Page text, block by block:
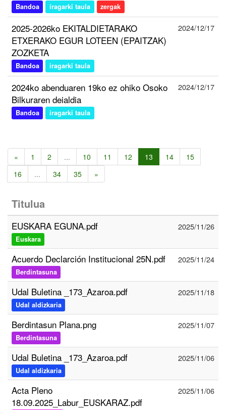
Bandoa iragarki taula zergak
2025-2026ko EKITALDIETARAKO
ETXERAKO EGUR LOTEEN (EPAITZAK)
ZOZKETA
Bandoa iragarki taula
2024/12/17
2024ko abenduaren 19ko ez ohiko Osoko
Bilkuraren deialdia
Bandoa iragarki taula
2024/12/17
« 1 2 ... 10 11 12 13 14
15
16
... 34 35 »
Titulua
EUSKARA EGUNA.pdf
Euskara
2025/11/26
Acuerdo Declarción Institucional 25N.pdf
Berdintasuna
2025/11/24
Udal Buletina _173_Azaroa.pdf
Udal aldizkaria
2025/11/18
Berdintasun Plana.png
Berdintasuna
2025/11/07
Udal Buletina _173_Azaroa.pdf
Udal aldizkaria
2025/11/06
Acta Pleno
18.09.2025_Labur_EUSKARAZ.pdf
2025/11/06